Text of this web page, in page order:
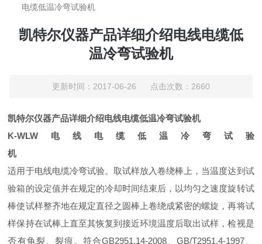
电缆低温冷弯试验机
凯特尔仪器产品详细介绍电线电缆低
温冷弯试验机
更新时间：2017-06-26 点击次数：2660
凯特尔仪器产品详细介绍电线电缆低温冷弯试验机
K-WLW电线电缆低温冷弯试验
机
适用于电线电缆冷弯试验。取试样放入卷绕棒上，当温度达到试
验箱的设定值并在规定的冷却时间结束后，以均匀之速度旋转试
棒使试样整齐地在规定直径之圆棒上卷绕成紧密的螺旋，再将试
样保持在试棒上直至其恢复到接近环境温度后取出试样，检视是
否有龟裂、裂痕。符合GB2951.14-2008 、GB/T2951.4-1997、